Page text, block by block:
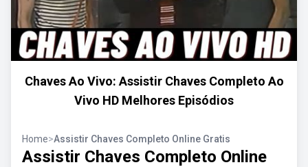
Chaves Ao Vivo: Assistir Chaves Completo Ao
Vivo HD Melhores Episódios
Home>Assistir Chaves Completo Online Gratis
Assistir Chaves Completo Online